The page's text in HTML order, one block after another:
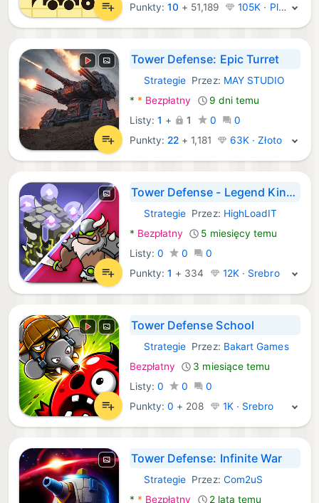
Punkty:10 + 51,189 105K · Platyna
Tower Defense: Epic Turret
Android Gry:
Strategie Przez: MAY STUDIO
* * Bezpłatny
9 dni temu
Listy: 1 + 1 0
0
Punkty: 22 + 1,181 63K · Złoto
Tower Defense - Legend Kingdom
Android Gry:
Strategie Przez: HighLoadIT
* Bezpłatny
5 miesięcy temu
Listy: 0 0
0
Punkty:1 + 334 12K · Srebro
Tower Defense School
Android Gry:
Strategie Przez: Bakart Games
Bezpłatny
3 miesiące temu
Listy: 0 0
0
Punkty:0 + 208 1K · Srebro
Tower Defense: Infinite War
Android Gry:
Strategie Przez: Com2uS
* * Bezpłatny 2 lata temu